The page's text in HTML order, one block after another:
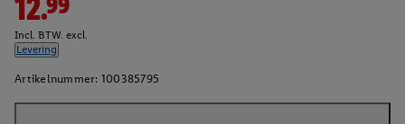
12.99
Incl. BTW. excl.
Levering
Artikelnummer: 100385795